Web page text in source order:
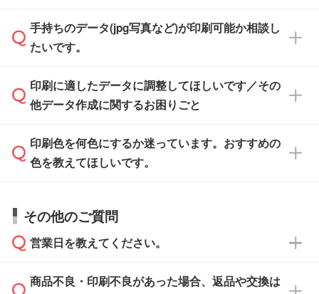
せいただければ、弊社にて無料でデザインデー
タを1点作成いたします。
積・ご注文フォームにアップロードしてご入稿
ください。
ご入稿後は経験豊富なスタッフがデータに不備
がないかチェックし、お客様と確認してから印
刷に進みますので、ご安心ください。
一部商品は入稿用テンプレートのご用意があり
ます。各商品ページの『印刷方法・テンプレー
入稿用のテンプレートはPDF形式ですが、
IllustratorやPhotoshopで開いてご利用いただけ
方」をご確認ください。
手持ちのデータ(jpg写真など)が印刷可能か相談し
たいです。
印刷に適したデータ・解像度かどうか、担当ス
タッフが事前に確認いたします。
ムへ添付いただくか、担当スタッフ宛にメール
でお送りください。
い合わせください。
なお、印刷用データの作り方に関する詳細は、
印刷に適したデータに調整してほしいです／その
他データ作成に関するお困りごと
データ作成でお困りの際には、担当スタッフが
サポートいたしますのでお気軽にご相談くださ
から添付してお送りください。
・解像度の低いデータをトレース/調整してほ
しい
解像度の低い画像や、手書きのイラスト、写真
印刷色を何色にするか迷っています。おすすめの
色を教えてほしいです。
お見積・ご注文・
相談いただきますと、担当スタッフがお客様の
ご希望や商品の本体色を確認し、印刷色をご提
本体色がブラック、ネイビーなど濃色の場合は
その他のご質問
営業日を教えてください。
営業日は平日の10:00～18:00で、土日祝日はお
商品不良・印刷不良があった場合、返品や交換は